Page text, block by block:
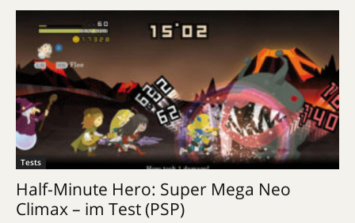
Tests
Half-Minute Hero: Super Mega Neo
Climax – im Test (PSP)